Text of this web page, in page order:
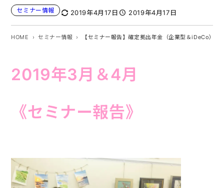
セミナー情報 2019年4月17日 2019年4月17日
HOME セミナー情報 【セミナー報告】確定拠出年金（企業型＆iDeCo）
2019年3月＆4月
《セミナー報告》